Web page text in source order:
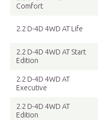
Comfort
2.2 D-4D 4WD AT Life
2.2 D-4D 4WD AT Start
Edition
2.2 D-4D 4WD AT
Executive
2.2 D-4D 4WD AT
Edition